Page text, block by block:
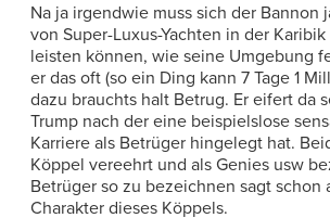
Na ja irgendwie muss sich der Bannon
von Super-Luxus-Yachten in der
leisten können, wie seine Umgebung
er das oft (so ein Ding kann 7 Tage 1
dazu brauchts halt Betrug. Er eifert da
Trump nach der eine beispielslose
Karriere als Betrüger hingelegt hat.
Köppel vereehrt und als Genies usw
Betrüger so zu bezeichnen sagt schon
Charakter dieses Köppels.